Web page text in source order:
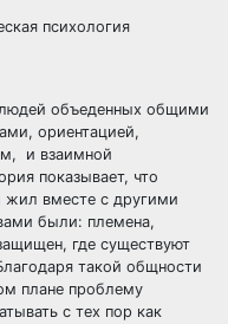
психология
людей объеденных общими
ориентацией,
и взаимной
показывает, что
жил вместе с другими
были: племена,
где существуют
такой общности
плане проблему
с тех пор как